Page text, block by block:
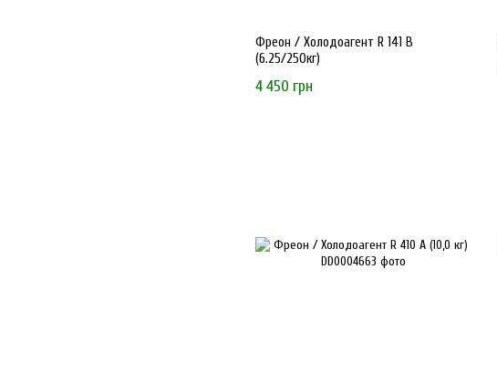
Фреон / Холодоагент R 141 В
(6.25/250кг)
4 450 грн